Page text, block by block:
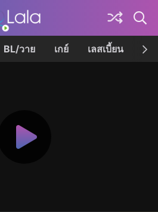
BL/วาย เกย์ เลสเบี้ยน เค